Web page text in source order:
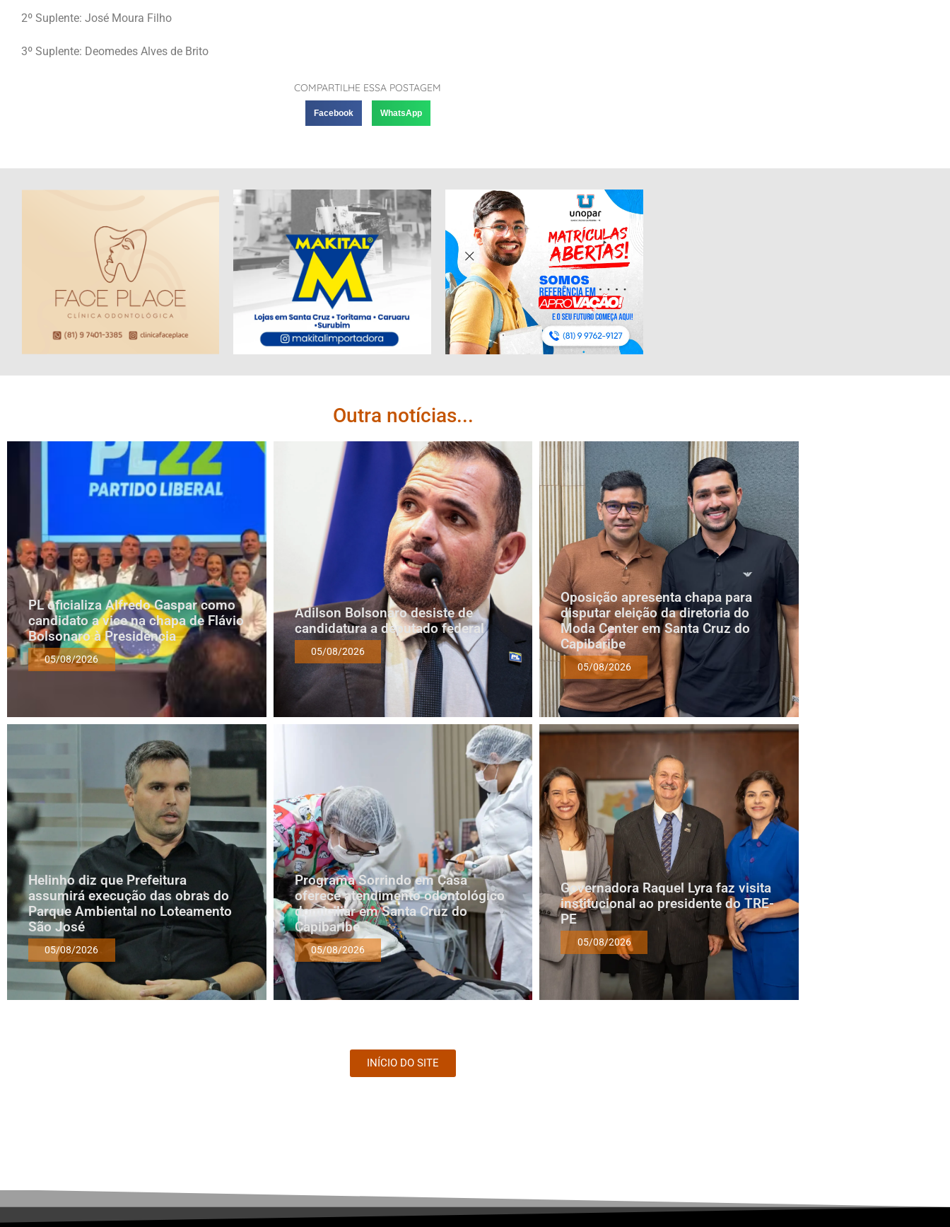
2º Suplente: José Moura Filho
3º Suplente: Deomedes Alves de Brito
COMPARTILHE ESSA POSTAGEM
Facebook WhatsApp
Outra notícias...
PL oficializa Alfredo Gaspar como
candidato a vice na chapa de Flávio
Bolsonaro à Presidência
05/08/2026
Adilson Bolsonaro desiste de
candidatura a deputado federal
05/08/2026
Oposição apresenta chapa para
disputar eleição da diretoria do
Moda Center em Santa Cruz do
Capibaribe
05/08/2026
Helinho diz que Prefeitura
assumirá execução das obras do
Parque Ambiental no Loteamento
São José
05/08/2026
Programa Sorrindo em Casa
oferece atendimento odontológico
domiciliar em Santa Cruz do
Capibaribe
05/08/2026
Governadora Raquel Lyra faz visita
institucional ao presidente do TRE-
PE
05/08/2026
INÍCIO DO SITE